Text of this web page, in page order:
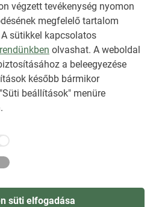
végzett tevékenység nyomon
megfelelő tartalom
sütikkel kapcsolatos
olvashat. A weboldal
a beleegyezése
később bármikor
beállítások" menüre
süti elfogadása
elektronikus
MEDIAKLIKK.HU
NEMZETISPORT.HU